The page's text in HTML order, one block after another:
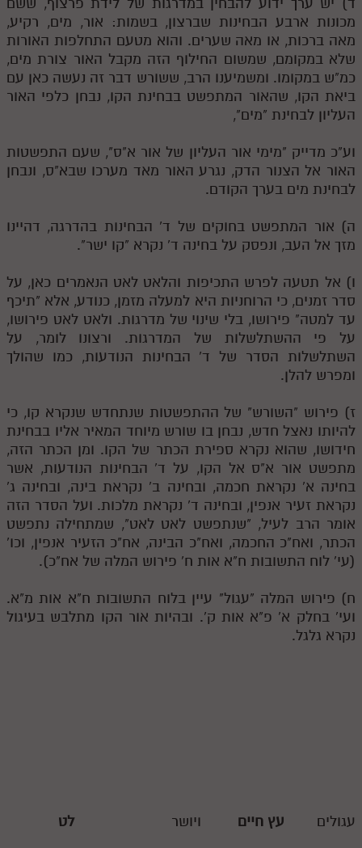
מכונות ארבע הבחינות שברצון, בשמות: אור, מים, רקיע,
מאה ברכות, או מאה שערים. והוא מטעם התחלפות האורות
שלא במקומם, שמשום החילוף הזה מקבל האור צורת מים,
כמ"ש במקומו. ומשמיענו הרב, ששורש דבר זה נעשה כאן עם
ביאת הקו, שהאור המתפשט בבחינת הקו, נבחן כלפי האור
העליון לבחינת "מים",
וע"כ מדייק "מימי אור העליון של אור א"ס", שעם התפשטות
האור אל הצנור הדק, נגרע האור מאד מערכו שבא"ס, ונבחן
לבחינת מים בערך הקודם.
ה) אור המתפשט בחוקים של ד' הבחינות בהדרגה, דהיינו
מזך אל העב, ונפסק על בחינה ד' נקרא "קו ישר".
ו) אל תטעה לפרש התכיפות והלאט לאט הנאמרים כאן, על
סדר זמנים, כי הרוחניות היא למעלה מזמן, כנודע, אלא "תיכף
עד למטה" פירושו, בלי שינוי של מדרגות. ולאט לאט פירושו,
על פי ההשתלשלות של המדרגות. ורצונו לומר, על
השתלשלות הסדר של ד' הבחינות הנודעות, כמו שהולך
ומפרש להלן.
ז) פירוש "השורש" של ההתפשטות שנתחדש שנקרא קו, כי
להיותו נאצל חדש, נבחן בו שורש מיוחד המאיר אליו בבחינת
חידושו, שהוא נקרא ספירת הכתר של הקו. ומן הכתר הזה,
מתפשט אור א"ס אל הקו, על ד' הבחינות הנודעות, אשר
בחינה א' נקראת חכמה, ובחינה ב' נקראת בינה, ובחינה ג'
נקראת זעיר אנפין, ובחינה ד' נקראת מלכות. ועל הסדר הזה
אומר הרב לעיל, "שנתפשט לאט לאט", שמתחילה נתפשט
הכתר, ואח"כ החכמה, ואח"כ הבינה, אח"כ הזעיר אנפין, וכו'
(עי' לוח התשובות ח"א אות ח' פירוש המלה של אח"כ).
ח) פירוש המלה "עגול" עיין בלוח התשובות ח"א אות מ"א.
ועי' בחלק א' פ"א אות ק'. ובהיות אור הקו מתלבש בעיגול
נקרא גלגל.
עגולים עץ חיים ויושרלט